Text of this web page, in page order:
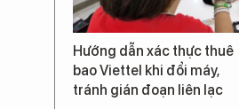
Hướng dẫn xác thực thuê
bao Viettel khi đổi máy,
tránh gián đoạn liên lạc